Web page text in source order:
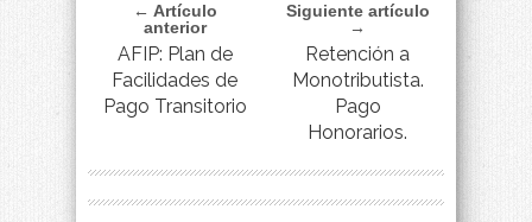
← Artículo
anterior
AFIP: Plan de
Facilidades de
Pago Transitorio
Siguiente artículo
→
Retención a
Monotributista.
Pago
Honorarios.